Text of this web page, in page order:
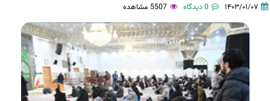
۱۴۰۳/۰۱/۰۷ 0 دیدگاه 5507 مشاهده